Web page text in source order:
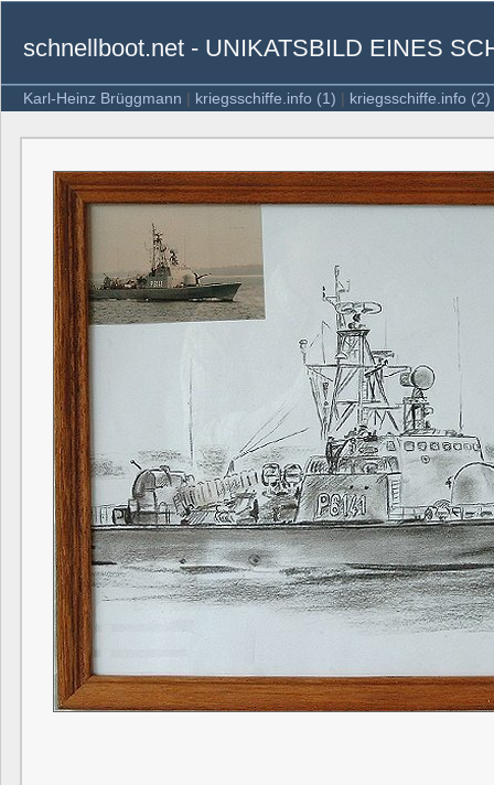
schnellboot.net - UNIKATSBILD EINES
Karl-Heinz Brüggmann | kriegsschiffe.info (1) | kriegsschiffe.info (2)